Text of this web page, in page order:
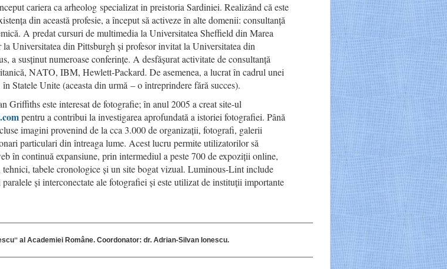
cariera ca arheolog specializat in preistoria Sardiniei. Realizând că este
din această profesie, a început să activeze în alte domenii: consultanță
A predat cursuri de multimedia la Universitatea Sheffield din Marea
Universitatea din Pittsburgh și profesor invitat la Universitatea din
a susținut numeroase conferințe. A desfășurat activitate de consultanță
NATO, IBM, Hewlett-Packard. De asemenea, a lucrat în cadrul unei
Statele Unite (aceasta din urmă – o întreprindere fără succes).
Griffiths este interesat de fotografie; în anul 2005 a creat site-ul
pentru a contribui la investigarea aprofundată a istoriei fotografiei. Până
imagini provenind de la cca 3.000 de organizații, fotografi, galerii
particulari din întreaga lume. Acest lucru permite utilizatorilor să
în continuă expansiune, prin intermediul a peste 700 de expoziții online,
tabele cronologice și un site bogat vizual. Luminous-Lint include
și interconectate ale fotografiei și este utilizat de instituții importante
al Academiei Române. Coordonator: dr. Adrian-Silvan Ionescu.